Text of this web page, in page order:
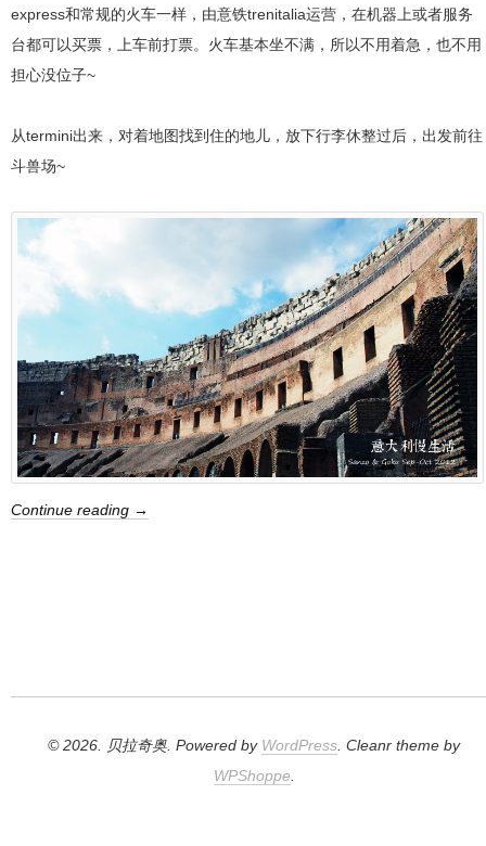
express和常规的火车一样，由意铁trenitalia运营，在机器上或者服务
台都可以买票，上车前打票。火车基本坐不满，所以不用着急，也不用
担心没位子~
从termini出来，对着地图找到住的地儿，放下行李休整过后，出发前往
斗兽场~
Continue reading →
© 2026. 贝拉奇奥. Powered by WordPress . Cleanr theme by
WPShoppe